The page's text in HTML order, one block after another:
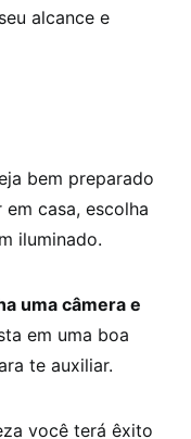
alcance e
bem preparado
casa, escolha
iluminado.
uma câmera e
em uma boa
te auxiliar.
você terá êxito